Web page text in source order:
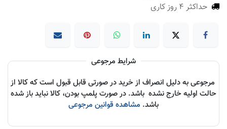
حداکثر 4 روز کاری
شرایط مرجوعی
مرجوعی به دلیل انصراف از خرید در صورتی قابل قبول است که کالا از
حالت اولیه خارج نشده باشد. در صورت پلمپ بودن، کالا نباید باز شده
باشد. مشاهده قوانین مرجوعی